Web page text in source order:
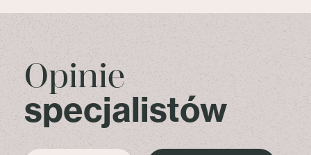
Opinie
specjalistów